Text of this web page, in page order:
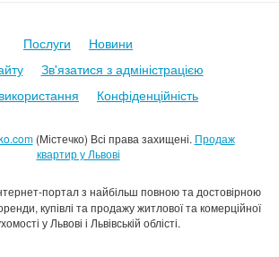
(Містечко) Всі права захищені. Продаж
квартир у Львові
Послуги
Новини
Зв'язатися з адміністрацією
Конфіденційність
портал з найбільш повною та достовірною
купівлі та продажу житлової та комерційної
у Львові і Львівській облісті.